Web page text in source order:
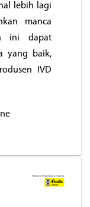
lebih lagi
manca
ini dapat
yang baik,
IVD